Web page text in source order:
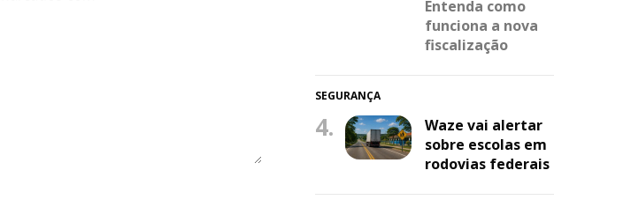
Entenda como
funciona a nova
fiscalização
SEGURANÇA
4.
Waze vai alertar
sobre escolas em
rodovias federais